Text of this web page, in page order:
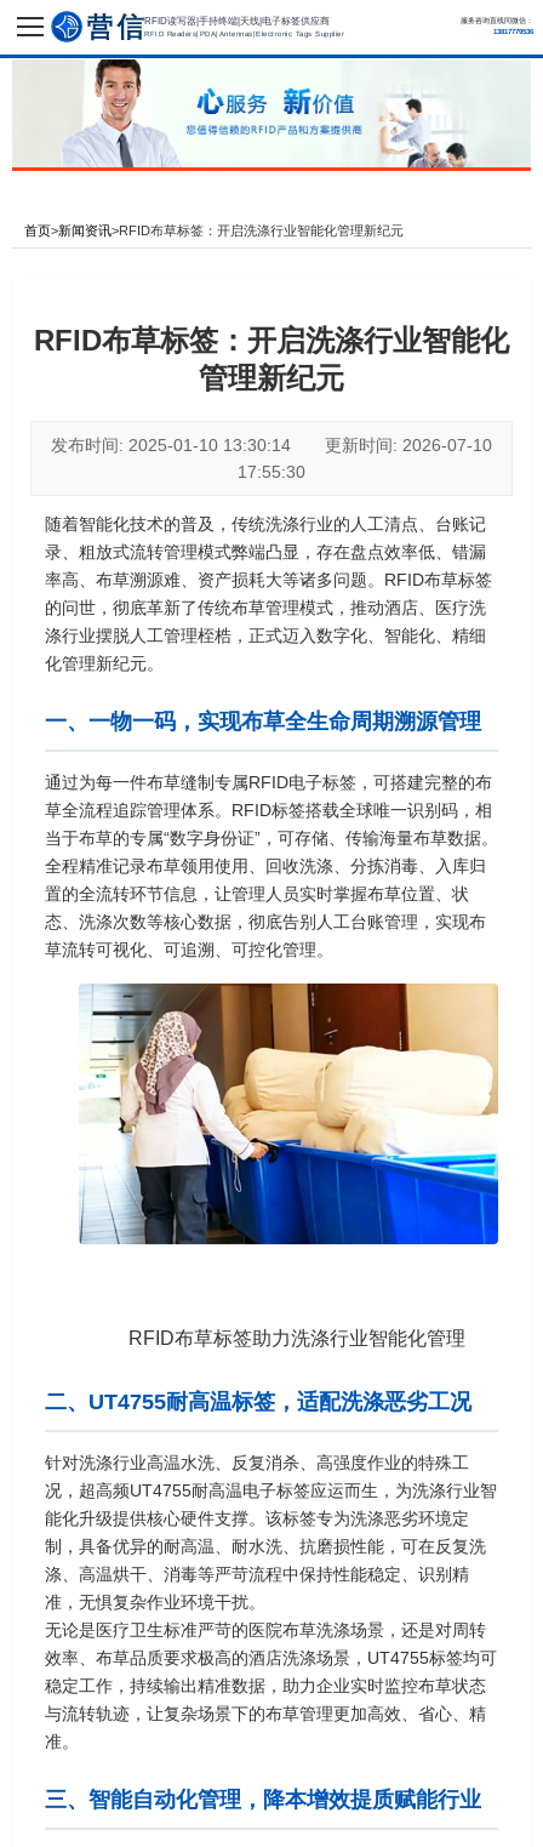
RFID读写器|手持终端|天线|电子标签供应商
RFID Readers|PDA|Antennas|Electronic Tags Supplier
服务咨询直线同微信：
13817779536
首页>新闻资讯>RFID布草标签：开启洗涤行业智能化管理新纪元
RFID布草标签：开启洗涤行业智能化
管理新纪元
发布时间: 2025-01-10 13:30:14 更新时间: 2026-07-10
17:55:30
随着智能化技术的普及，传统洗涤行业的人工清点、台账记
录、粗放式流转管理模式弊端凸显，存在盘点效率低、错漏
率高、布草溯源难、资产损耗大等诸多问题。RFID布草标签
的问世，彻底革新了传统布草管理模式，推动酒店、医疗洗
涤行业摆脱人工管理桎梏，正式迈入数字化、智能化、精细
化管理新纪元。
一、一物一码，实现布草全生命周期溯源管理
通过为每一件布草缝制专属RFID电子标签，可搭建完整的布
草全流程追踪管理体系。RFID标签搭载全球唯一识别码，相
当于布草的专属“数字身份证”，可存储、传输海量布草数据。
全程精准记录布草领用使用、回收洗涤、分拣消毒、入库归
置的全流转环节信息，让管理人员实时掌握布草位置、状
态、洗涤次数等核心数据，彻底告别人工台账管理，实现布
草流转可视化、可追溯、可控化管理。
RFID布草标签助力洗涤行业智能化管理
二、UT4755耐高温标签，适配洗涤恶劣工况
针对洗涤行业高温水洗、反复消杀、高强度作业的特殊工
况，超高频UT4755耐高温电子标签应运而生，为洗涤行业智
能化升级提供核心硬件支撑。该标签专为洗涤恶劣环境定
制，具备优异的耐高温、耐水洗、抗磨损性能，可在反复洗
涤、高温烘干、消毒等严苛流程中保持性能稳定、识别精
准，无惧复杂作业环境干扰。
无论是医疗卫生标准严苛的医院布草洗涤场景，还是对周转
效率、布草品质要求极高的酒店洗涤场景，UT4755标签均可
稳定工作，持续输出精准数据，助力企业实时监控布草状态
与流转轨迹，让复杂场景下的布草管理更加高效、省心、精
准。
三、智能自动化管理，降本增效提质赋能行业